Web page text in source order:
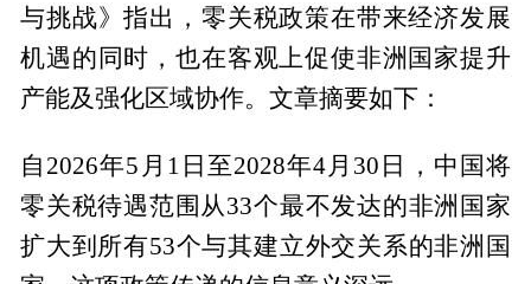
与挑战》指出，零关税政策在带来经济发展
机遇的同时，也在客观上促使非洲国家提升
产能及强化区域协作。文章摘要如下：
自2026年5月1日至2028年4月30日，中国将
零关税待遇范围从33个最不发达的非洲国家
扩大到所有53个与其建立外交关系的非洲国